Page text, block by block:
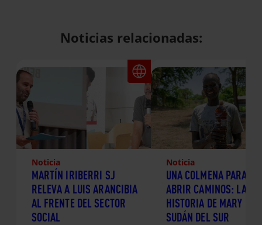
Noticias relacionadas:
Noticia
MARTÍN IRIBERRI SJ
RELEVA A LUIS ARANCIBIA
AL FRENTE DEL SECTOR
SOCIAL
Noticia
UNA COLMENA PARA
ABRIR CAMINOS: LA
HISTORIA DE MARY EN
SUDÁN DEL SUR